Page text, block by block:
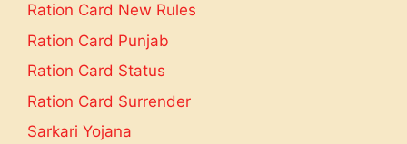
Ration Card New Rules
Ration Card Punjab
Ration Card Status
Ration Card Surrender
Sarkari Yojana